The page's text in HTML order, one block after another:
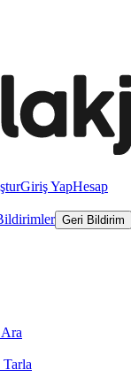
Giriş YapHesap
Geri Bildirim
Tarla